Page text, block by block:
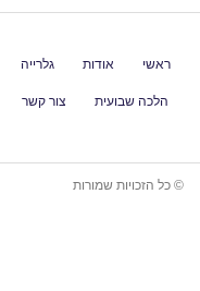
גלרייה שיעורים שו"ת
קשר תרומות